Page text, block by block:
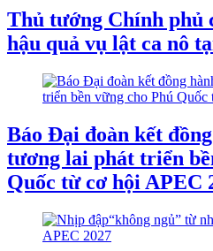
Thủ tướng Chính phủ
hậu quả vụ lật ca nô
Báo Đại đoàn kết
tương lai phát triển
Quốc từ cơ hội APEC